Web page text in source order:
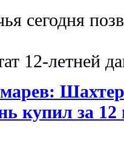
сегодня
12-летней
Шахтер
купил за